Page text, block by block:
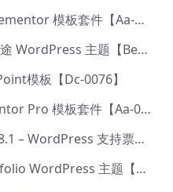
Jarvis – 网络安全服务 Elementor 模板套件【Aa-0035】
lmpeka v1.3.9-创意多用途 WordPress 主题【Be-0064】
模板【Dc-0076】
Agria – 农业公司 Elementor Pro 模板套件【Aa-0003】
Fluent Support Pro v1.8.1 – WordPress 支持票务系统【Cc-0041】
Rhye v3.5.3 – AJAX Portfolio WordPress 主题【Bi-0049】